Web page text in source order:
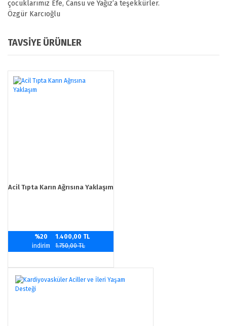
çocuklarımız Efe, Cansu ve Yağız’a teşekkürler.
Özgür Karcıoğlu
Bu ürüne ilk yorumu siz yapın!
Bu ürünün fiyat bilgisi, resim, ürün açıklamalarında ve diğer
Görüş ve önerileriniz için teşekkür ederiz.
Ürün resmi kalitesiz, bozuk veya görüntülenemiyor.
TAVSİYE ÜRÜNLER
Acil Tıpta Karın Ağrısına Yaklaşım
%20
indirim
1.400,00 TL
1.750,00 TL